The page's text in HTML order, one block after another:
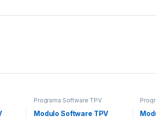
Programa Software TPV
Modulo Software TPV